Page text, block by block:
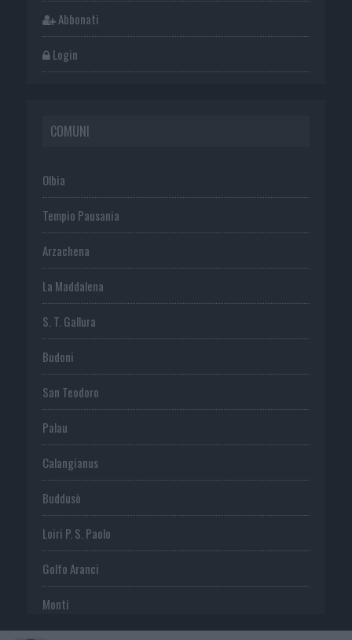
Abbonati
Login
COMUNI
Olbia
Tempio Pausania
Arzachena
La Maddalena
S. T. Gallura
Budoni
San Teodoro
Palau
Calangianus
Buddusò
Loiri P. S. Paolo
Golfo Aranci
Monti